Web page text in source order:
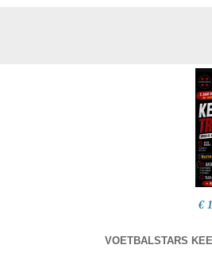
€
VOETBALSTARS